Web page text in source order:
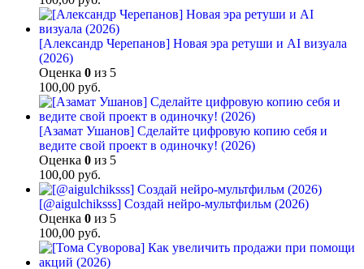
[Александр Черепанов] Новая эра ретуши и AI визуала
(2026)
Оценка 0 из 5
100,00 руб.
[Азамат Ушанов] Сделайте цифровую копию себя и
ведите свой проект в одиночку! (2026)
Оценка 0 из 5
100,00 руб.
[@aigulchiksss] Создай нейро-мультфильм (2026)
Оценка 0 из 5
100,00 руб.